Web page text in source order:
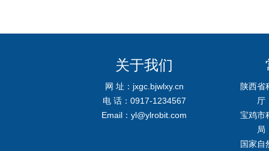
关于我们
网 址：jxgc.bjwlxy.cn
电 话：0917-1234567
Email：yl@ylrobit.com
陕西省
厅
宝鸡市
局
国家自